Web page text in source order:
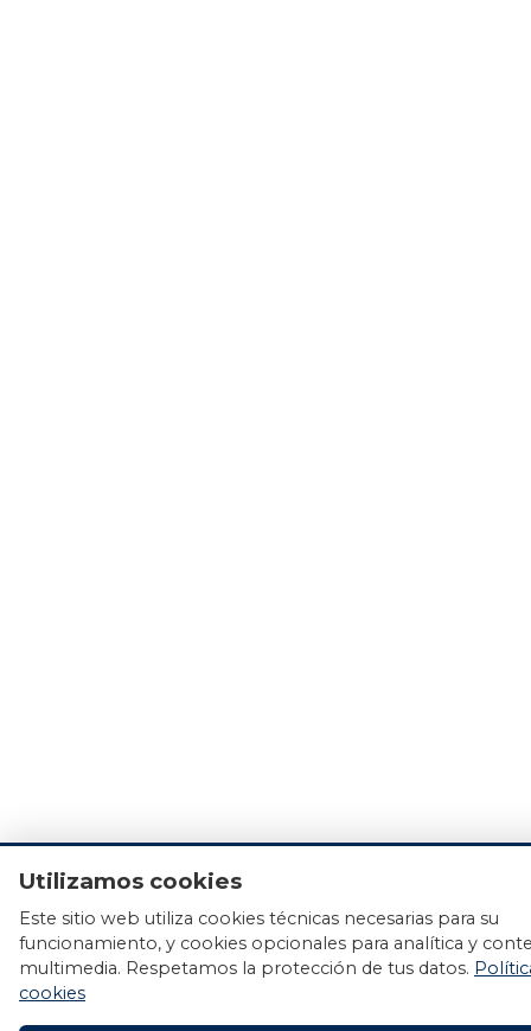
Utilizamos cookies
Este sitio web utiliza cookies técnicas necesarias para su
funcionamiento, y cookies opcionales para analítica y
multimedia. Respetamos la protección de tus datos.
cookies